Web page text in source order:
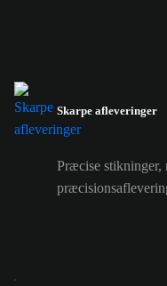
Skarpe afleveringer
Præcise stikninger,